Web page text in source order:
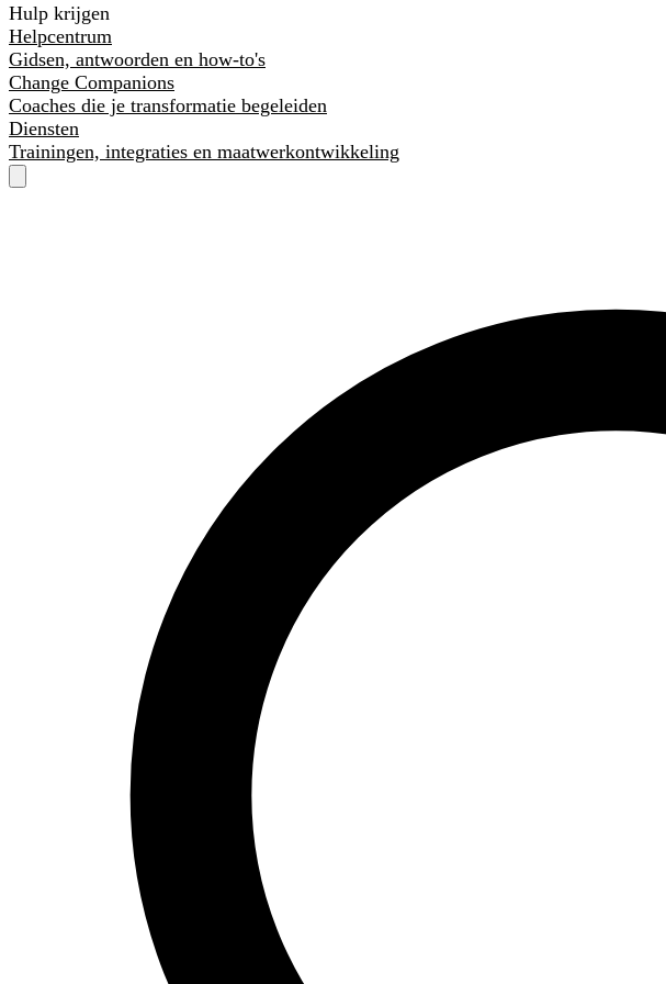
Hulp krijgen
Helpcentrum
Gidsen, antwoorden en how-to's
Change Companions
Coaches die je transformatie begeleiden
Diensten
Trainingen, integraties en maatwerkontwikkeling